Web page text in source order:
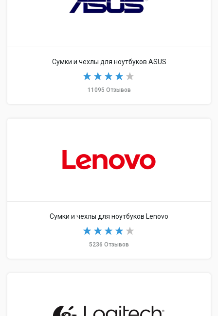
Сумки и чехлы для ноутбуков ASUS
11095 Отзывов
Сумки и чехлы для ноутбуков Lenovo
5236 Отзывов